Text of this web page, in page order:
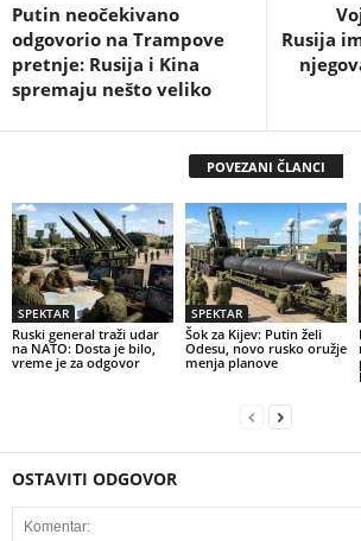
Putin neočekivano
odgovorio na Trampove
pretnje: Rusija i Kina
spremaju nešto veliko
Rusija
POVEZANI ČLANCI
SPEKTAR
Ruski general traži udar
na NATO: Dosta je bilo,
vreme je za odgovor
SPEKTAR
Šok za Kijev: Putin želi
Odesu, novo rusko oružje
menja planove
OSTAVITI ODGOVOR